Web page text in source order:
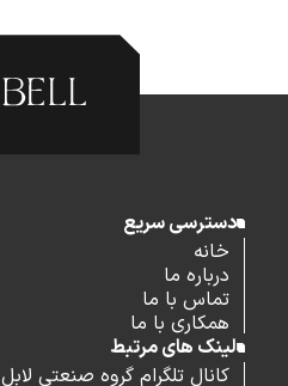
دسترسی سریع
خانه
درباره ما
تماس با ما
همکاری با ما
لینک های مرتبط
کانال تلگرام گروه صنعتی لابل